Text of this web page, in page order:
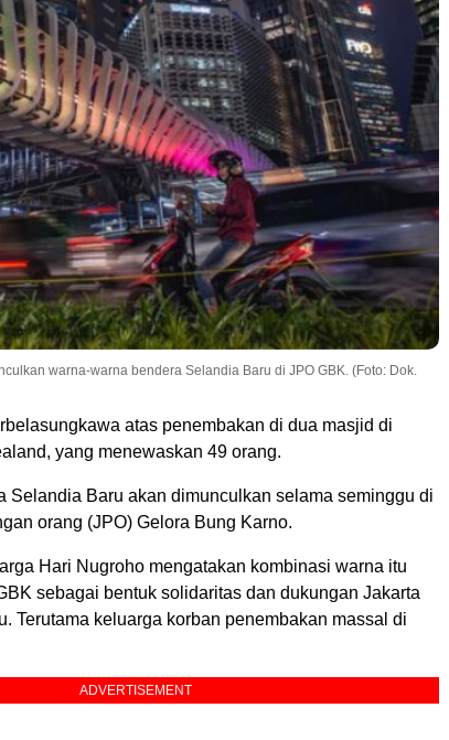
warna-warna bendera Selandia Baru di JPO GBK. (Foto: Dok.
atas penembakan di dua masjid di
yang menewaskan 49 orang.
Selandia Baru akan dimunculkan selama seminggu di
orang (JPO) Gelora Bung Karno.
Hari Nugroho mengatakan kombinasi warna itu
sebagai bentuk solidaritas dan dukungan Jakarta
Terutama keluarga korban penembakan massal di
ADVERTISEMENT